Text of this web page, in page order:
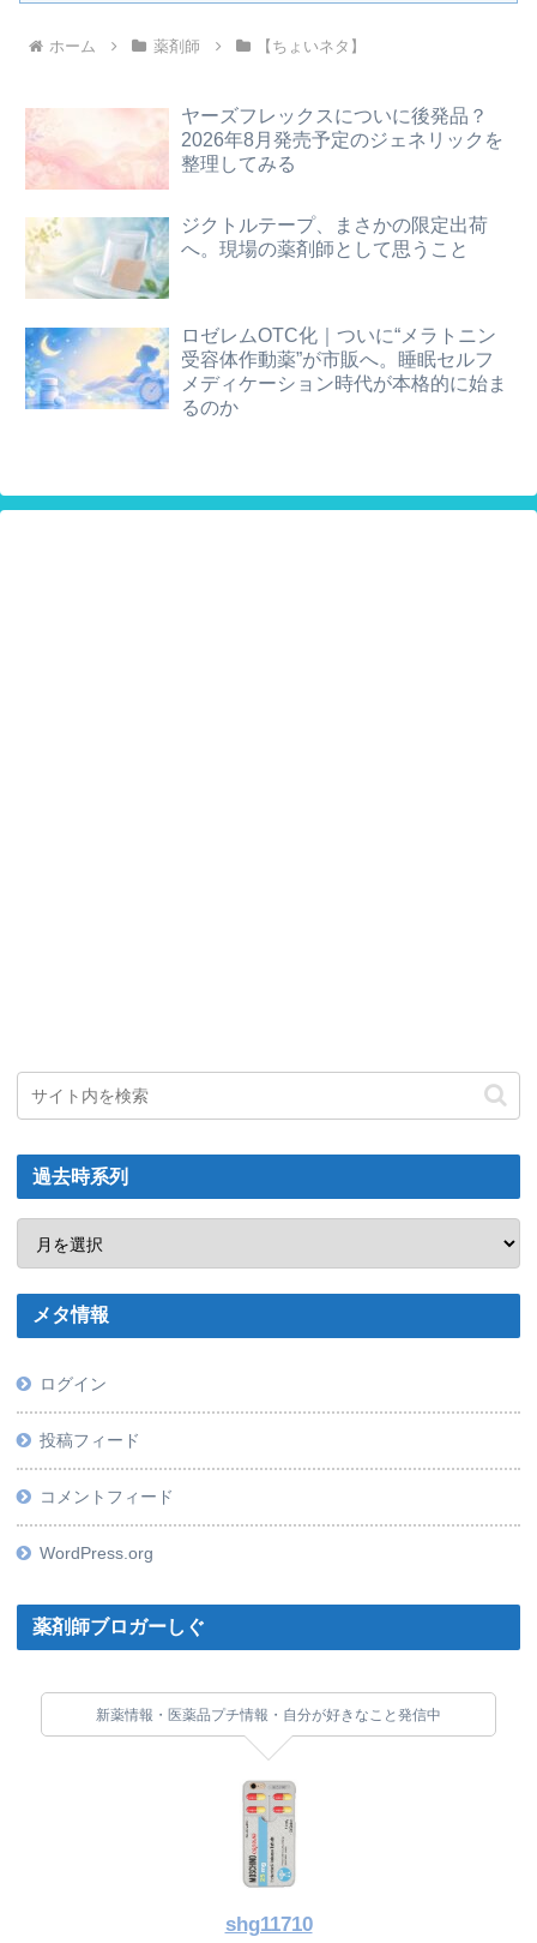
ホーム 薬剤師 【ちょいネタ】
ヤーズフレックスについに後発品？
2026年8月発売予定のジェネリックを
整理してみる
ジクトルテープ、まさかの限定出荷
へ。現場の薬剤師として思うこと
ロゼレムOTC化｜ついに“メラトニン
受容体作動薬”が市販へ。睡眠セルフ
メディケーション時代が本格的に始ま
るのか
過去時系列
メタ情報
ログイン
投稿フィード
コメントフィード
WordPress.org
薬剤師ブロガーしぐ
新薬情報・医薬品プチ情報・自分が好きなこと発信中
shg11710